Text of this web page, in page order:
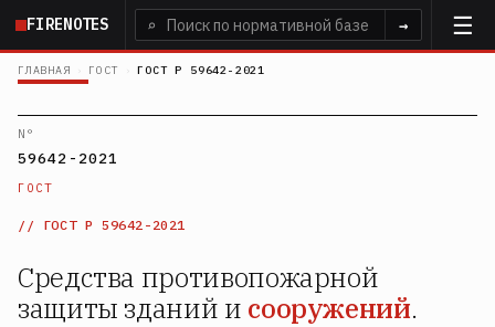
Перейти
основному
FIRENOTES ⌕ →
ГЛАВНАЯ › ГОСТ › ГОСТ Р 59642-2021
N°
59642-2021
ГОСТ
ГОСТ Р 59642-2021
Средства противопожарной
защиты зданий и сооружений.